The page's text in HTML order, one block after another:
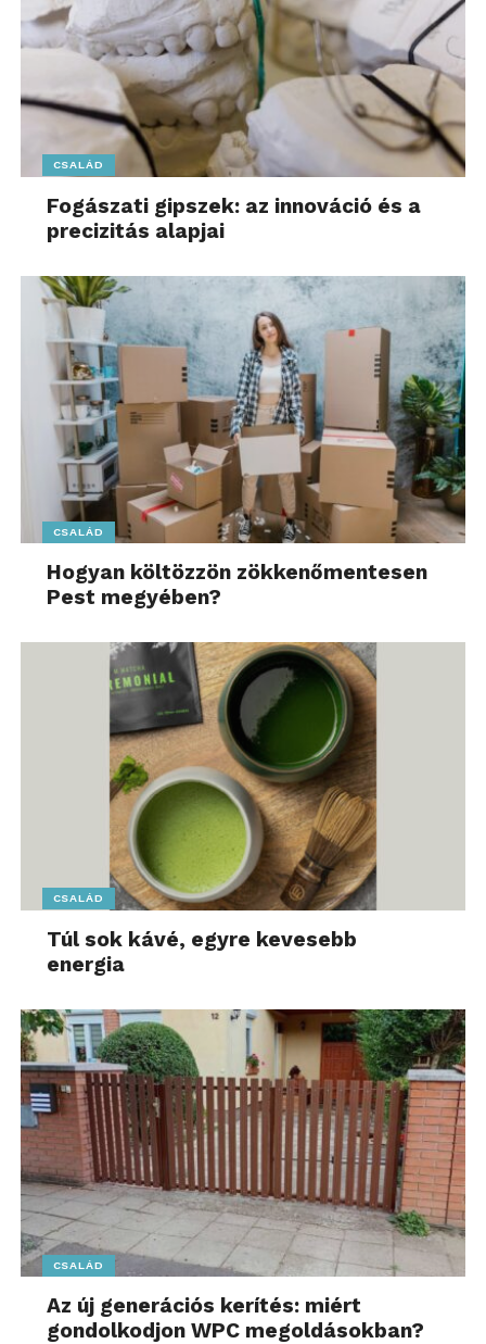
CSALÁD
Fogászati gipszek: az innováció és a
precizitás alapjai
CSALÁD
Hogyan költözzön zökkenőmentesen
Pest megyében?
CSALÁD
Túl sok kávé, egyre kevesebb
energia
CSALÁD
Az új generációs kerítés: miért
gondolkodjon WPC megoldásokban?